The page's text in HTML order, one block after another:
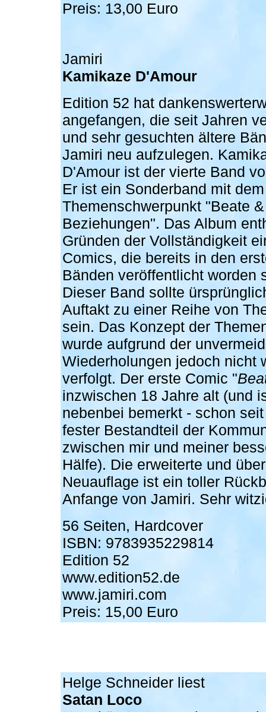
Preis: 13,00 Euro
Jamiri
Kamikaze D'Amour
Edition 52 hat
angefangen, die seit Jahren
und sehr gesuchten ältere
Jamiri neu aufzulegen.
D'Amour ist der vierte Band
Er ist ein Sonderband mit dem
Themenschwerpunkt "Beate &
Beziehungen". Das Album
Gründen der Vollständigkeit
Comics, die bereits in den
Bänden veröffentlicht worden
Dieser Band sollte
Auftakt zu einer Reihe von
sein. Das Konzept der
wurde aufgrund der
Wiederholungen jedoch nicht
verfolgt. Der erste Comic "
inzwischen 18 Jahre alt (und
nebenbei bemerkt - schon
fester Bestandteil der
zwischen mir und meiner
Hälfe). Die erweiterte und
Neuauflage ist ein toller
Anfange von Jamiri. Sehr
56 Seiten, Hardcover
ISBN: 9783935229814
Edition 52
www.edition52.de
www.jamiri.com
Preis: 15,00 Euro
Helge Schneider liest
Satan Loco